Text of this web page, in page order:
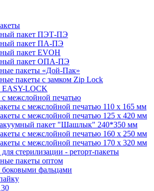
пакет ПЭТ-ПЭ
пакет ПА-ПЭ
пакет EVOH
пакет ОПА-ПЭ
пакеты «Дой-Пак»
пакеты с замком Zip Lock
EASY-LOCK
межслойной печатью
с межслойной печатью 110 x 165 мм
с межслойной печатью 125 x 420 мм
пакет "Шашлык" 240*350 мм
с межслойной печатью 160 x 250 мм
с межслойной печатью 170 x 320 мм
стерилизации - реторт-пакеты
пакеты оптом
боковыми фальцами